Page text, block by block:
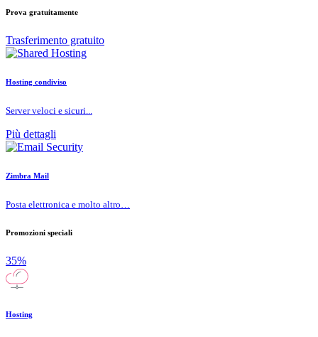
Prova gratuitamente
Trasferimento gratuito
Hosting condiviso
Server veloci e sicuri...
Più dettagli
Zimbra Mail
Posta elettronica e molto altro…
Promozioni speciali
35%
Hosting